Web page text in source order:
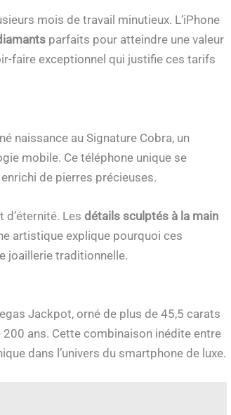
mois de travail minutieux. L’iPhone
parfaits pour atteindre une valeur
faire exceptionnel qui justifie ces tarifs
naissance au Signature Cobra, un
mobile. Ce téléphone unique se
de pierres précieuses.
d’éternité. Les détails sculptés à la main
artistique explique pourquoi ces
joaillerie traditionnelle.
Jackpot, orné de plus de 45,5 carats
ans. Cette combinaison inédite entre
dans l’univers du smartphone de luxe.